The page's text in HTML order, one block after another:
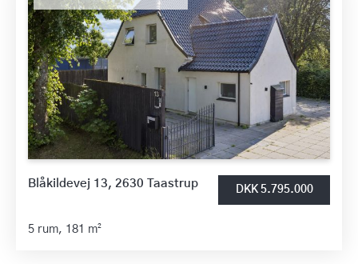
Blåkildevej 13, 2630 Taastrup DKK 5.795.000
5 rum, 181 m²